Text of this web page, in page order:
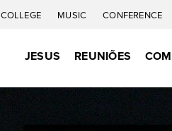
COLLEGE MUSIC CONFERENCE
JESUS REUNIÕES